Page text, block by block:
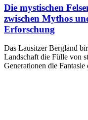
Die mystischen
zwischen Mythos
Erforschung
Das Lausitzer Bergland
Landschaft die Fülle von
Generationen die